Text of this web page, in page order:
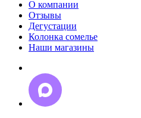
О компании
Отзывы
Дегустации
Колонка сомелье
Наши магазины